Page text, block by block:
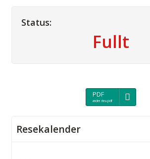
Status:
Fullt
E-post:
PDF
andre rieu.pdf
Resekalender